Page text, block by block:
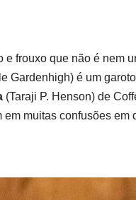
frouxo que não é nem
Gardenhigh) é um
(Taraji P. Henson) de
muitas confusões em